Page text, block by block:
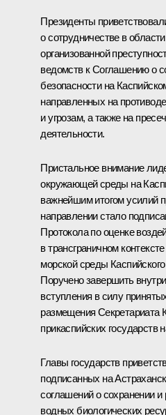
Президенты
о сотрудничестве в
организованной
ведомств к Соглашению о
безопасности на
направленных на
и угрозам, а также на
деятельности.
Пристальное внимание
окружающей среды на
важнейшим итогом усилий
направлении стало
Протокола по оценке
в трансграничном
морской среды
Поручено завершить
вступления в силу
размещения Секретариата
прикаспийских государств
Главы государств
подписанных на
соглашений о сохранении
водных биологических